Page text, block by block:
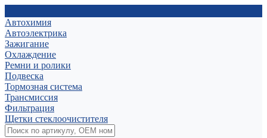
Автохимия
Автоэлектрика
Зажигание
Охлаждение
Ремни и ролики
Подвеска
Тормозная система
Трансмиссия
Фильтрация
Щетки стеклоочистителя